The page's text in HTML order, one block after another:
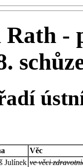
-
Věc
Julínek ve věci